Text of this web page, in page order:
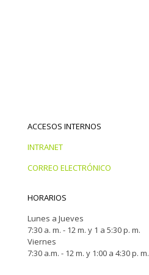
ACCESOS INTERNOS
INTRANET
CORREO ELECTRÓNICO
HORARIOS
Lunes a Jueves
7:30 a. m. - 12 m. y 1 a 5:30 p. m.
Viernes
7:30 a.m. - 12 m. y 1:00 a 4:30 p. m.